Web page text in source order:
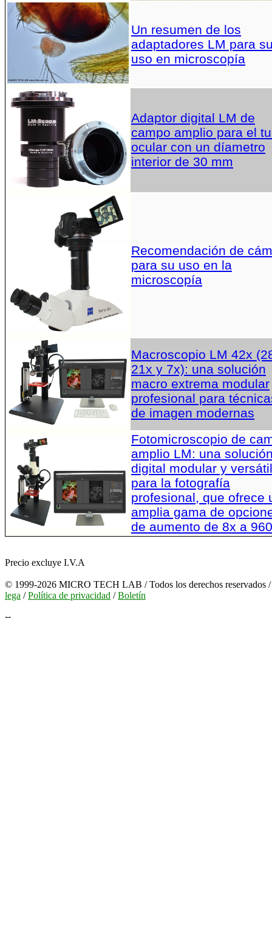
Un resumen de los
adaptadores LM para
uso en microscopía
Adaptor digital LM de
campo amplio para el
ocular con un díametro
interior de 30 mm
Recomendación de
para su uso en la
microscopía
Macroscopio LM 42x
21x y 7x): una solución
macro extrema modular
profesional para
de imagen modernas
Fotomicroscopio de
amplio LM: una
digital modular y versátil
para la fotografía
profesional, que ofrece
amplia gama de
de aumento de 8x a
Precio excluye I.V.A
© 1999-2026 MICRO TECH LAB / Todos los derechos reservados /
lega /Política de privacidad /Boletín
--